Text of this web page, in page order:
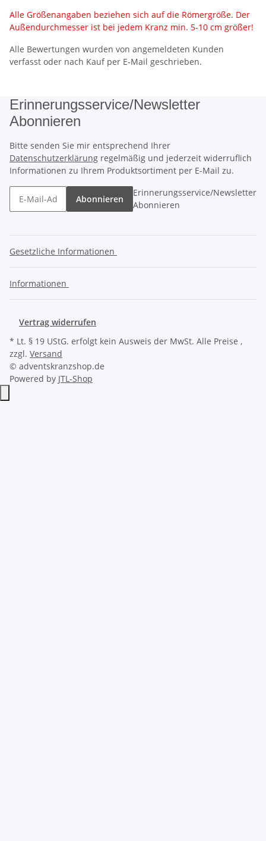
Alle Größenangaben beziehen sich auf die Römergröße. Der
Außendurchmesser ist bei jedem Kranz min. 5-10 cm größer!
Alle Bewertungen wurden von angemeldeten Kunden
verfasst oder nach Kauf per E-Mail geschrieben.
Erinnerungsservice/Newsletter
Abonnieren
Bitte senden Sie mir entsprechend Ihrer
Datenschutzerklärung regelmäßig und jederzeit widerruflich
Informationen zu Ihrem Produktsortiment per E-Mail zu.
Abonnieren
Erinnerungsservice/Newsletter
Abonnieren
Gesetzliche Informationen
Informationen
Vertrag widerrufen
* Lt. § 19 UStG. erfolgt kein Ausweis der MwSt. Alle Preise ,
zzgl. Versand
© adventskranzshop.de
Powered by JTL-Shop